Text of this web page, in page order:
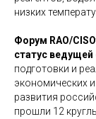
низких
Форум RAO/
статус
подготовки и
экономических
развития
прошли 12